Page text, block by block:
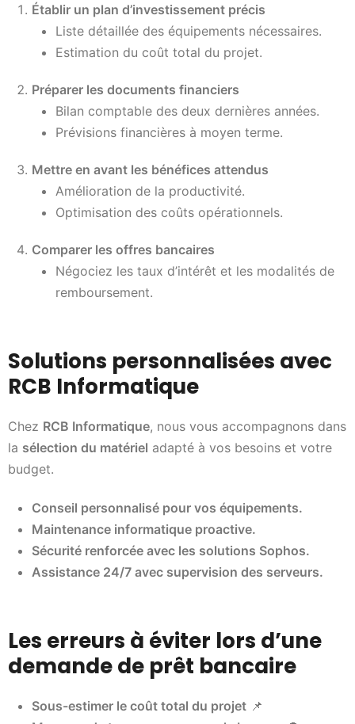
Établir un plan d’investissement précis
Liste détaillée des équipements nécessaires.
Estimation du coût total du projet.
Préparer les documents financiers
Bilan comptable des deux dernières années.
Prévisions financières à moyen terme.
Mettre en avant les bénéfices attendus
Amélioration de la productivité.
Optimisation des coûts opérationnels.
Comparer les offres bancaires
Négociez les taux d’intérêt et les modalités de
remboursement.
Solutions personnalisées avec
RCB Informatique
Chez RCB Informatique, nous vous accompagnons dans
la sélection du matériel adapté à vos besoins et votre
budget.
Conseil personnalisé pour vos équipements.
Maintenance informatique proactive.
Sécurité renforcée avec les solutions Sophos.
Assistance 24/7 avec supervision des serveurs.
Les erreurs à éviter lors d’une
demande de prêt bancaire
Sous-estimer le coût total du projet 📌